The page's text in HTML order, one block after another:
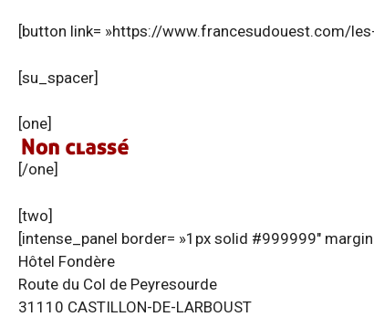
[button link= »https://www.francesudouest.com/
[su_spacer]
[one]
[/one]
[two]
[intense_panel border= »1px solid #999999″
Hôtel Fondère
Route du Col de Peyresourde
31110 CASTILLON-DE-LARBOUST